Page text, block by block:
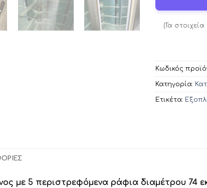
(Τα
Κωδικός
Κατηγορία:
Ετικέτα:
με 5 περιστρεφόμενα ράφια διαμέτρου 74